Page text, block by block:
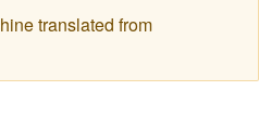
translated from